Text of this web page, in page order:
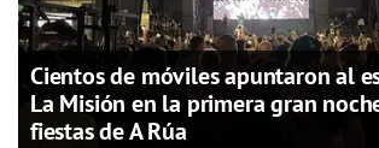
Cientos de móviles apuntaron al
La Misión en la primera gran
fiestas de A Rúa